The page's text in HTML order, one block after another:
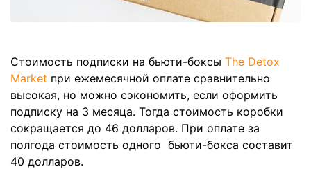
Стоимость подписки на бьюти-боксы The Detox
Market при ежемесячной оплате сравнительно
высокая, но можно сэкономить, если оформить
подписку на 3 месяца. Тогда стоимость коробки
сокращается до 46 долларов. При оплате за
полгода стоимость одного бьюти-бокса составит
40 долларов.